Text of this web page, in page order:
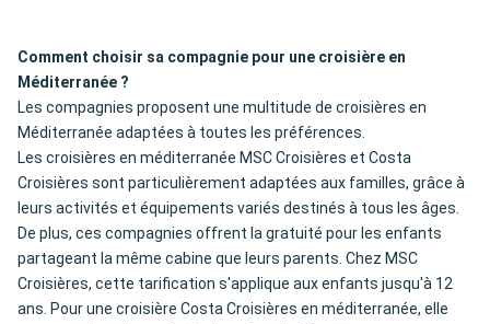
Comment choisir sa compagnie pour une croisière en
Méditerranée ?
Les compagnies proposent une multitude de croisières en
Méditerranée adaptées à toutes les préférences.
Les croisières en méditerranée MSC Croisières et Costa
Croisières sont particulièrement adaptées aux familles, grâce à
leurs activités et équipements variés destinés à tous les âges.
De plus, ces compagnies offrent la gratuité pour les enfants
partageant la même cabine que leurs parents. Chez MSC
Croisières, cette tarification s'applique aux enfants jusqu'à 12
ans. Pour une croisière Costa Croisières en méditerranée, elle